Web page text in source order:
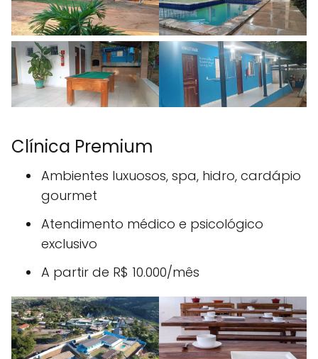
Clínica Premium
Ambientes luxuosos, spa, hidro, cardápio
gourmet
Atendimento médico e psicológico
exclusivo
A partir de R$ 10.000/mês